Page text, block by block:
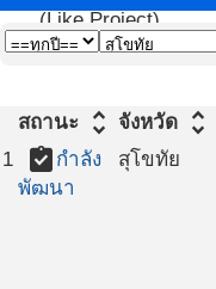
(Like Project)
สถานะ
unfold_more จังหวัด unfold_more
1
assignment_turned_in กำลัง
พัฒนา
สุโขทัย